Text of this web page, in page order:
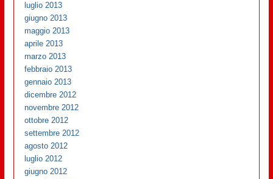
luglio 2013
giugno 2013
maggio 2013
aprile 2013
marzo 2013
febbraio 2013
gennaio 2013
dicembre 2012
novembre 2012
ottobre 2012
settembre 2012
agosto 2012
luglio 2012
giugno 2012